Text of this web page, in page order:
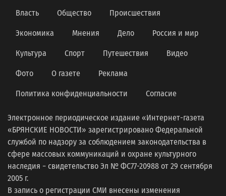
Власть Общество Происшествия
Экономика Мнения Дело Россия и мир
Культура Спорт Путешествия Видео
Фото О газете Реклама
Политика конфиденциальности Согласие
Электронное периодическое издание «Интернет-газета
«БРЯНСКИЕ НОВОСТИ» зарегистрировано Федеральной
службой по надзору за соблюдением законодательства в
сфере массовых коммуникаций и охране культурного
наследия − свидетельство Эл № ФС77-20988 от 29 сентября
2005 г.
В запись о регистрации СМИ внесены изменения